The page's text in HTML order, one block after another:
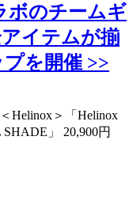
ボのチームギ
イテムが揃
を開催 >>
Helinox＞「Helinox
」 20,900円